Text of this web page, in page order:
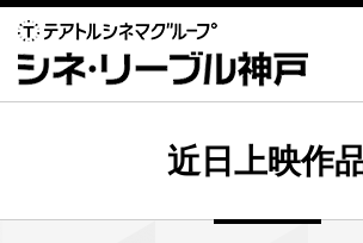
近日上映作